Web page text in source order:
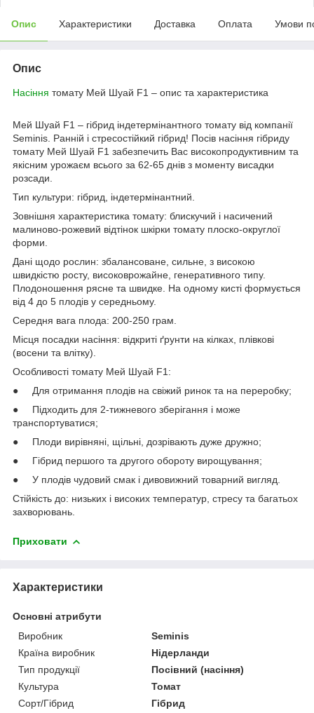
Опис Характеристики Доставка Оплата Умови
Опис
Насіння томату Мей Шуай F1 – опис та характеристика
Мей Шуай F1 – гібрид індетермінантного томату від компанії
Seminis. Ранній і стресостійкий гібрид! Посів насіння гібриду
томату Мей Шуай F1 забезпечить Вас високопродуктивним та
якісним урожаєм всього за 62-65 днів з моменту висадки
розсади.
Тип культури: гібрид, індетермінантний.
Зовнішня характеристика томату: блискучий і насичений
малиново-рожевий відтінок шкірки томату плоско-округлої
форми.
Дані щодо рослин: збалансоване, сильне, з високою
швидкістю росту, високоврожайне, генеративного типу.
Плодоношення рясне та швидке. На одному кисті формується
від 4 до 5 плодів у середньому.
Середня вага плода: 200-250 грам.
Місця посадки насіння: відкриті ґрунти на кілках, плівкові
(восени та влітку).
Особливості томату Мей Шуай F1:
● Для отримання плодів на свіжий ринок та на переробку;
● Підходить для 2-тижневого зберігання і може
транспортуватися;
● Плоди вирівняні, щільні, дозрівають дуже дружно;
● Гібрид першого та другого обороту вирощування;
● У плодів чудовий смак і дивовижний товарний вигляд.
Стійкість до: низьких і високих температур, стресу та багатьох
захворювань.
Приховати
Характеристики
Основні атрибути
Виробник
Seminis
Країна виробник
Нідерланди
Тип продукції
Посівний (насіння)
Культура
Томат
Сорт/Гібрид
Гібрид